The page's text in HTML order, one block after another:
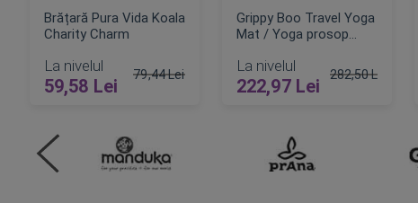
Brățară Pura Vida Koala
Charity Charm
La nivelul
59,58 Lei
79,44 Lei
Grippy Boo Travel Yoga
Mat / Yoga prosop
La nivelul
222,97 Lei
282,50 Lei